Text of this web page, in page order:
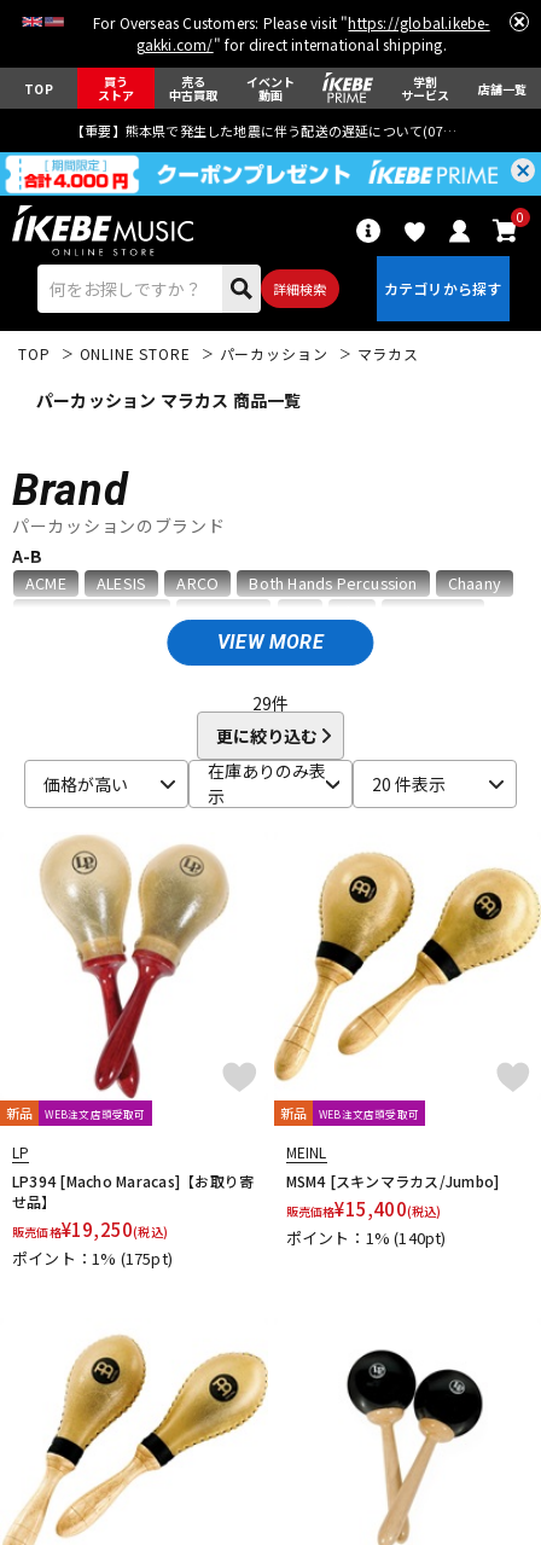
For Overseas Customers: Please visit "https://global.ikebe-
gakki.com/" for direct international shipping.
TOP 買う
ストア
売る
中古買取
イベント
動画
学割
サービス 店舗一覧
【重要】熊本県で発生した地震に伴う配送の遅延について(07月29日
詳細検索
0
エレキギター
ベース ウクレレ
パーカッション
管楽器
アンプ エフェクター
DJ機器 DTM
DTM オンライン納品 レコーディング機器
配信/ライブ機器 楽器アクセサリ
中古
TOP ONLINE STORE パーカッション マラカス
パーカッション マラカス 商品一覧
Brand
パーカッションのブランド
VIEW MORE
A-B
ACME ALESIS ARCO Both Hands Percussion
Chaany
HERCULES HUGH TRACEY KALIMBA
K.M.K KC
KEO PERCUSSION
KORG
La Rosa Percussion LiME LP MAHALO
MAPEX
MAXTONE
MEINL Melody Merry NATAL
No Brand
PICK BOY
PLAYWOOD
Protection Racket
REMO RhythmTech Roland
SABIAN
Schlagwerk Percussion
Sound King
SoundKing
TAMA
TREE WORKS
TYCOON PERCUSSION
unknown YAMAHA
エスペランサ キョーリツ 喜楽器ガンクドラム
小出 koide
MAJIDDRUMS
29件
更に絞り込む
価格が高い
在庫ありのみ表
示
20 件表示
新品 WEB注文店頭受取可
LP
LP394 [Macho Maracas]【お取り寄
せ品】
販売価格¥19,250(税込)
ポイント：1% (175pt)
新品 WEB注文店頭受取可
MEINL
MSM4 [スキンマラカス/Jumbo]
販売価格¥15,400(税込)
ポイント：1%(140pt)